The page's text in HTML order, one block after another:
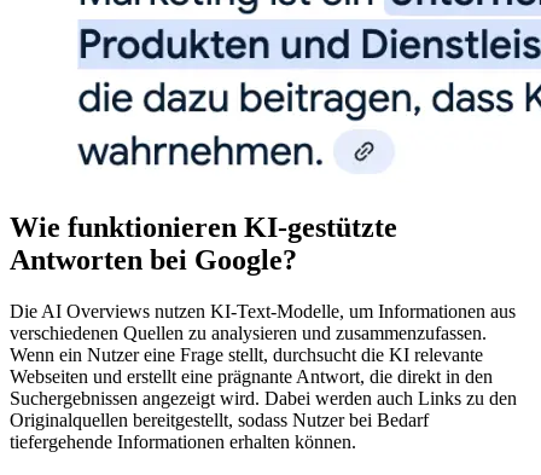
Wie funktionieren KI-gestützte
Antworten bei Google?
Die AI Overviews nutzen KI-Text-Modelle, um Informationen aus
verschiedenen Quellen zu analysieren und zusammenzufassen.
Wenn ein Nutzer eine Frage stellt, durchsucht die KI relevante
Webseiten und erstellt eine prägnante Antwort, die direkt in den
Suchergebnissen angezeigt wird. Dabei werden auch Links zu den
Originalquellen bereitgestellt, sodass Nutzer bei Bedarf
tiefergehende Informationen erhalten können. ​